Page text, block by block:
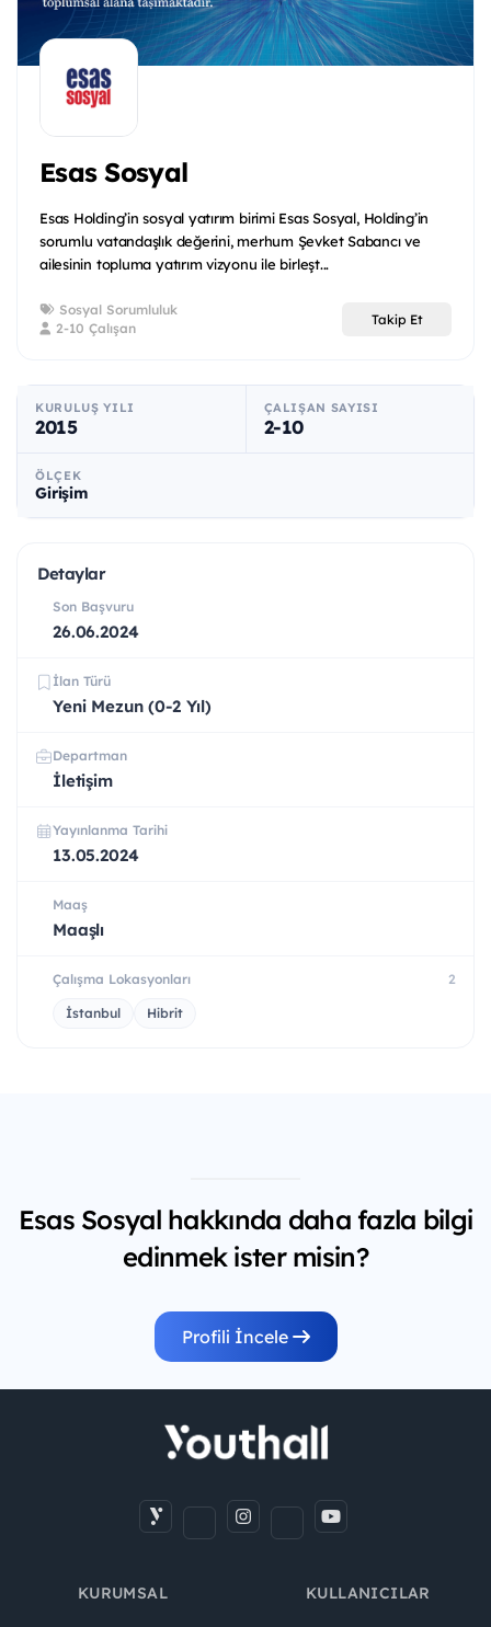
Esas Sosyal
Esas Holding’in sosyal yatırım birimi Esas Sosyal, Holding’in
sorumlu vatandaşlık değerini, merhum Şevket Sabancı ve
ailesinin topluma yatırım vizyonu ile birleşt...
Sosyal Sorumluluk
2-10 Çalışan
Takip Et
KURULUŞ YILI
2015
ÇALIŞAN SAYISI
2-10
ÖLÇEK
Girişim
Detaylar
Son Başvuru
26.06.2024
İlan Türü
Yeni Mezun (0-2 Yıl)
Departman
İletişim
Yayınlanma Tarihi
13.05.2024
Maaş
Maaşlı
Çalışma Lokasyonları 2
İstanbul Hibrit
Esas Sosyal hakkında daha fazla bilgi
edinmek ister misin?
Profili İncele
KURUMSAL KULLANICILAR